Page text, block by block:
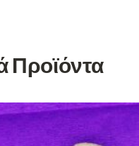
Προϊόντα